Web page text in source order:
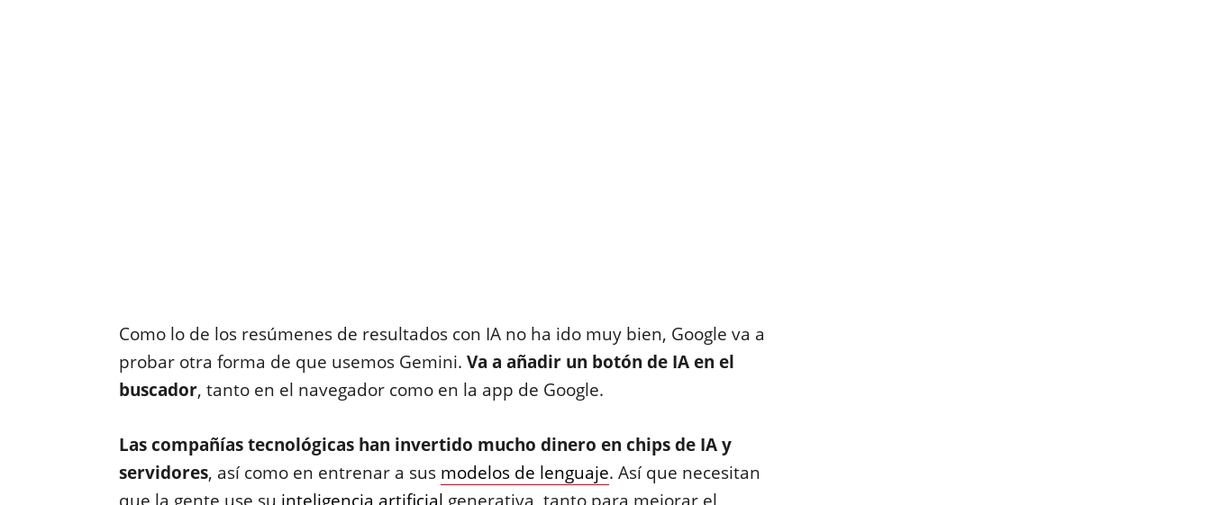
Como lo de los resúmenes de resultados con IA no ha ido muy bien, Google va a
probar otra forma de que usemos Gemini. Va a añadir un botón de IA en el
buscador, tanto en el navegador como en la app de Google.
Las compañías tecnológicas han invertido mucho dinero en chips de IA y
servidores, así como en entrenar a sus modelos de lenguaje. Así que necesitan